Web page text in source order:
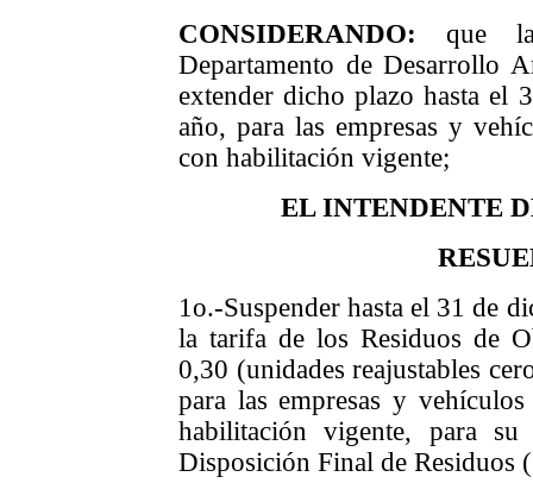
CONSIDERANDO: que la
Departamento de Desarrollo
extender dicho plazo hasta el
año, para las empresas y
con habilitación vigente;
EL INTENDENTE
1o.-Suspender hasta el 31 de
la tarifa de los Residuos de
0,30 (unidades reajustables
para las empresas y
habilitación vigente, para
Disposición Final de Residuos